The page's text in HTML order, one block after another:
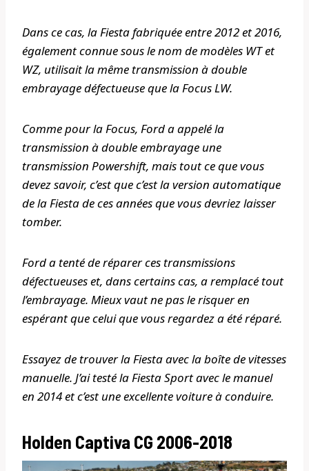
Dans ce cas, la Fiesta fabriquée entre 2012 et 2016,
également connue sous le nom de modèles WT et
WZ, utilisait la même transmission à double
embrayage défectueuse que la Focus LW.
Comme pour la Focus, Ford a appelé la
transmission à double embrayage une
transmission Powershift, mais tout ce que vous
devez savoir, c’est que c’est la version automatique
de la Fiesta de ces années que vous devriez laisser
tomber.
Ford a tenté de réparer ces transmissions
défectueuses et, dans certains cas, a remplacé tout
l’embrayage. Mieux vaut ne pas le risquer en
espérant que celui que vous regardez a été réparé.
Essayez de trouver la Fiesta avec la boîte de vitesses
manuelle. J’ai testé la Fiesta Sport avec le manuel
en 2014 et c’est une excellente voiture à conduire.
Holden Captiva CG 2006-2018